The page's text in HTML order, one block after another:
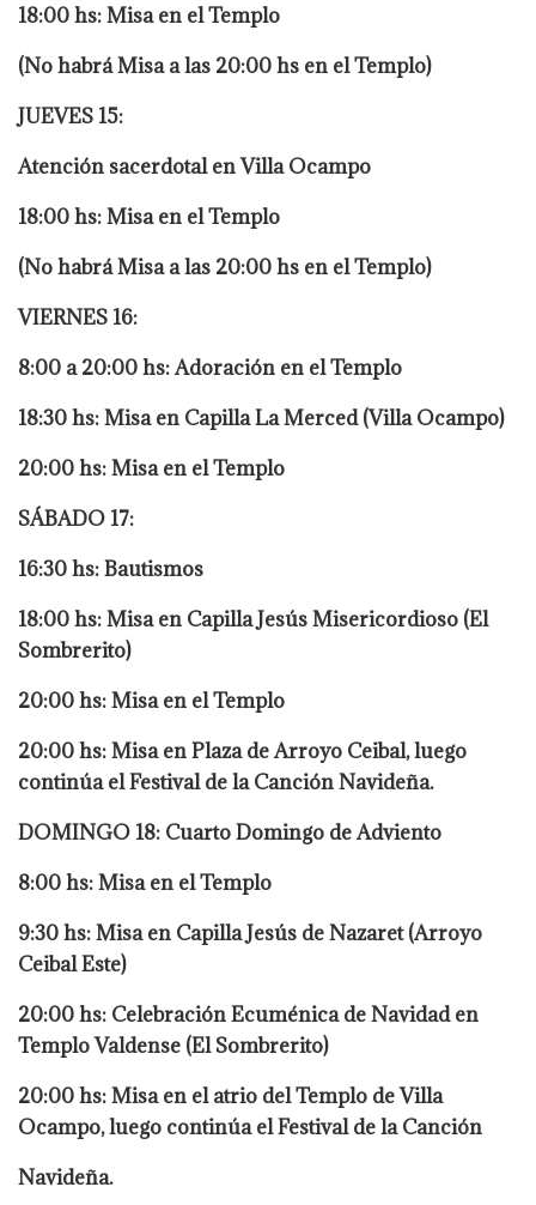
18:00 hs: Misa en el Templo
(No habrá Misa a las 20:00 hs en el Templo)
JUEVES 15:
Atención sacerdotal en Villa Ocampo
18:00 hs: Misa en el Templo
(No habrá Misa a las 20:00 hs en el Templo)
VIERNES 16:
8:00 a 20:00 hs: Adoración en el Templo
18:30 hs: Misa en Capilla La Merced (Villa Ocampo)
20:00 hs: Misa en el Templo
SÁBADO 17:
16:30 hs: Bautismos
18:00 hs: Misa en Capilla Jesús Misericordioso (El
Sombrerito)
20:00 hs: Misa en el Templo
20:00 hs: Misa en Plaza de Arroyo Ceibal, luego
continúa el Festival de la Canción Navideña.
DOMINGO 18: Cuarto Domingo de Adviento
8:00 hs: Misa en el Templo
9:30 hs: Misa en Capilla Jesús de Nazaret (Arroyo
Ceibal Este)
20:00 hs: Celebración Ecuménica de Navidad en
Templo Valdense (El Sombrerito)
20:00 hs: Misa en el atrio del Templo de Villa
Ocampo, luego continúa el Festival de la Canción
Navideña.